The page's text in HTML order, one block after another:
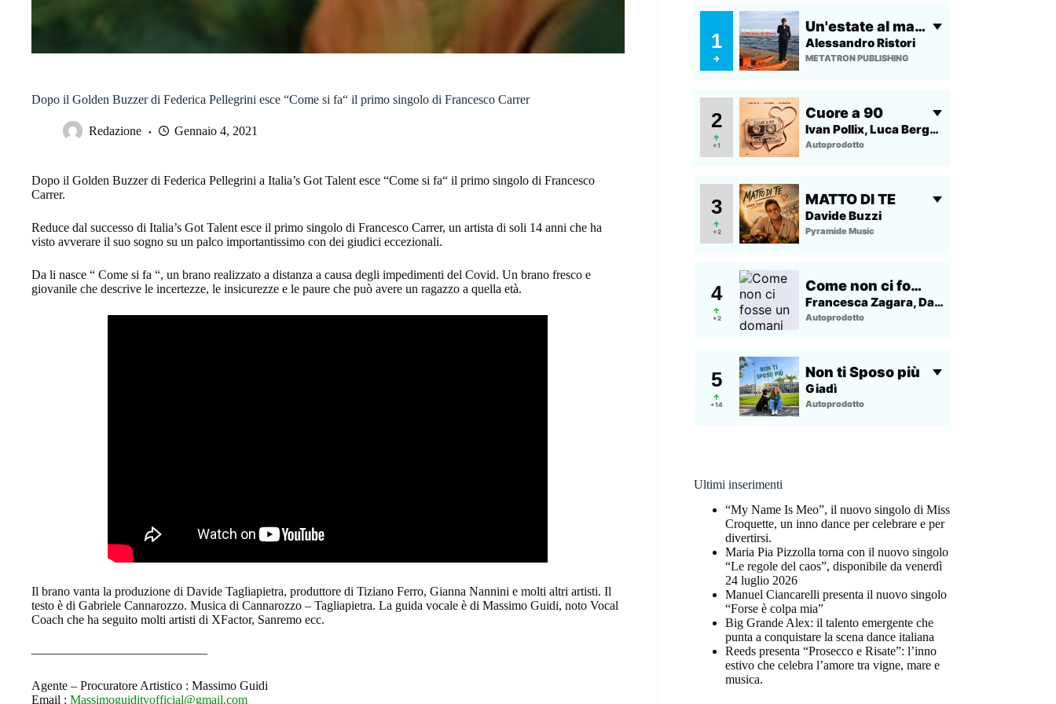
Dopo il Golden Buzzer di Federica Pellegrini esce “Come si fa“ il primo singolo di Francesco Carrer
Redazione Gennaio 4, 2021
Dopo il Golden Buzzer di Federica Pellegrini a Italia’s Got Talent esce “Come si fa“ il primo singolo di Francesco
Carrer.
Reduce dal successo di Italia’s Got Talent esce il primo singolo di Francesco Carrer, un artista di soli 14 anni che ha
visto avverare il suo sogno su un palco importantissimo con dei giudici eccezionali.
Da li nasce “ Come si fa “, un brano realizzato a distanza a causa degli impedimenti del Covid. Un brano fresco e
giovanile che descrive le incertezze, le insicurezze e le paure che può avere un ragazzo a quella età.
Il brano vanta la produzione di Davide Tagliapietra, produttore di Tiziano Ferro, Gianna Nannini e molti altri artisti. Il
testo è di Gabriele Cannarozzo. Musica di Cannarozzo – Tagliapietra. La guida vocale è di Massimo Guidi, noto Vocal
Coach che ha seguito molti artisti di XFactor, Sanremo ecc.
——————————————
Agente – Procuratore Artistico : Massimo Guidi
Email : Massimoguiditvofficial@gmail.com
Ultimi inserimenti
“My Name Is Meo”, il nuovo singolo di Miss
Croquette, un inno dance per celebrare e per
divertirsi.
Maria Pia Pizzolla torna con il nuovo singolo
“Le regole del caos”, disponibile da venerdì
24 luglio 2026
Manuel Ciancarelli presenta il nuovo singolo
“Forse è colpa mia”
Big Grande Alex: il talento emergente che
punta a conquistare la scena dance italiana
Reeds presenta “Prosecco e Risate”: l’inno
estivo che celebra l’amore tra vigne, mare e
musica.